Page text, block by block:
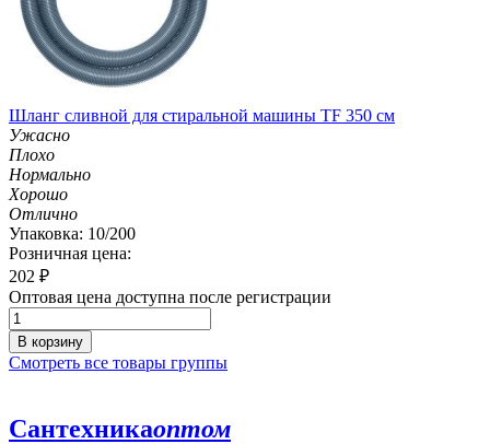
Шланг сливной для стиральной машины TF 350 см
Ужасно
Плохо
Нормально
Хорошо
Отлично
Упаковка: 10/200
Розничная цена:
202 ₽
Оптовая цена доступна после регистрации
В корзину
Смотреть все товары группы
Сантехникаоптом